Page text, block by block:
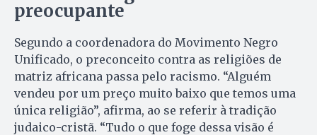
preocupante
Segundo a coordenadora do Movimento Negro
Unificado, o preconceito contra as religiões de
matriz africana passa pelo racismo. “Alguém
vendeu por um preço muito baixo que temos uma
única religião”, afirma, ao se referir à tradição
judaico-cristã. “Tudo o que foge dessa visão é